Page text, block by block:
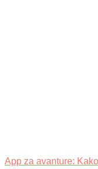
App za avanture: